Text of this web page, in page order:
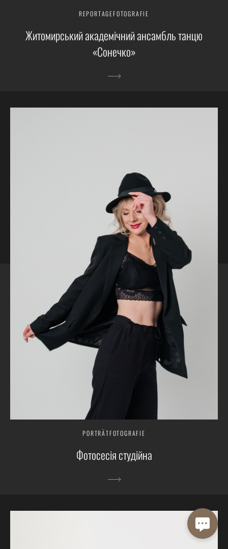
REPORTAGEFOTOGRAFIE
Житомирський академічний ансамбль танцю
«Сонечко»
PORTRÄTFOTOGRAFIE
Фотосесія студійна